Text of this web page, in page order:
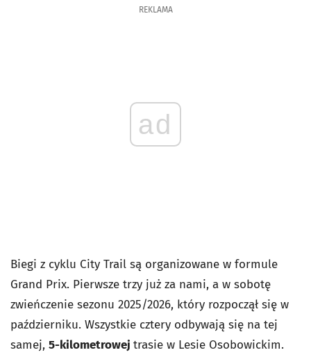
REKLAMA
ad
Biegi z cyklu City Trail są organizowane w formule
Grand Prix. Pierwsze trzy już za nami, a w sobotę
zwieńczenie sezonu 2025/2026, który rozpoczął się w
październiku. Wszystkie cztery odbywają się na tej
samej, 5-kilometrowej trasie w Lesie Osobowickim.